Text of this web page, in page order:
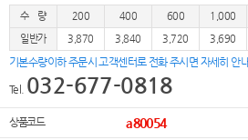
수 량 200 400 600 1,000
일반가
3,870 3,840 3,720 3,690
기본수량이하 주문시 고객센터로 전화 주시면 자세히 안
Tel. 032-677-0818
상품코드 a80054